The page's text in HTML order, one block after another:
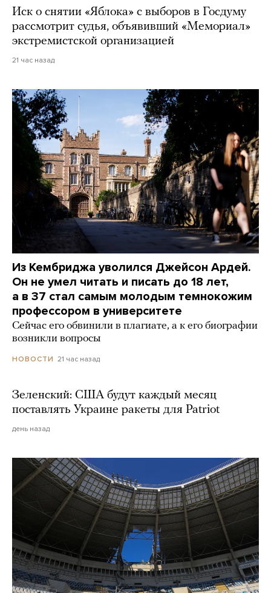
Иск о снятии «Яблока» с выборов в Госдуму
рассмотрит судья, объявивший «Мемориал»
экстремистской организацией
21 час назад
Из Кембриджа уволился Джейсон Ардей.
Он не умел читать и писать до 18 лет,
а в 37 стал самым молодым темнокожим
профессором в университете
Сейчас его обвинили в плагиате, а к его биографии
возникли вопросы
НОВОСТИ 21 час назад
Зеленский: США будут каждый месяц
поставлять Украине ракеты для Patriot
день назад